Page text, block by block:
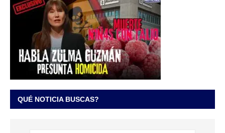
QUÉ NOTICIA BUSCAS?